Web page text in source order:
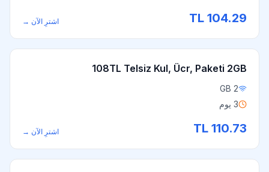
104.29 اشترِ الآن →
108TL Telsiz Kul, Ücr, Paketi 2GB
2 GB
3 يوم
110.73 اشترِ الآن →